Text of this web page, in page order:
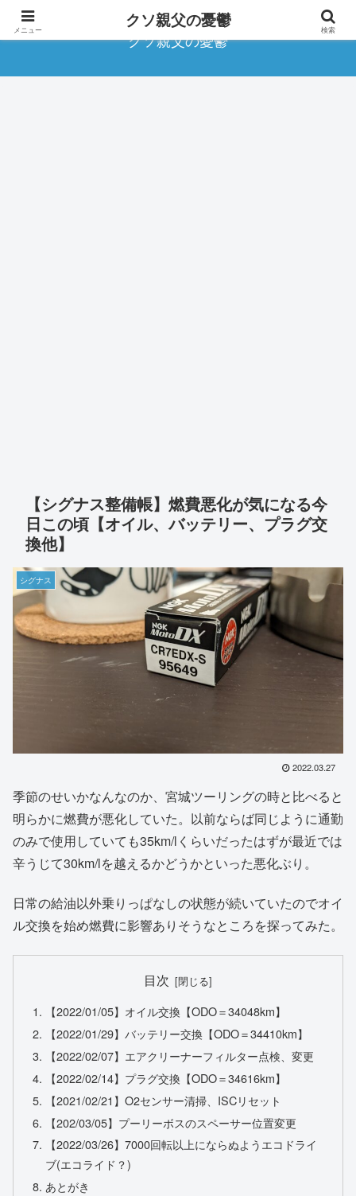
クソ親父の憂鬱
【シグナス整備帳】燃費悪化が気になる今
日この頃【オイル、バッテリー、プラグ交
換他】
シグナス
2022.03.27
季節のせいかなんなのか、宮城ツーリングの時と比べると
明らかに燃費が悪化していた。以前ならば同じように通勤
のみで使用していても35km/lくらいだったはずが最近では
辛うじて30km/lを越えるかどうかといった悪化ぶり。
日常の給油以外乗りっぱなしの状態が続いていたのでオイ
ル交換を始め燃費に影響ありそうなところを探ってみた。
目次
【2022/01/05】オイル交換【ODO＝34048km】
【2022/01/29】バッテリー交換【ODO＝34410km】
【2022/02/07】エアクリーナーフィルター点検、変更
【2022/02/14】プラグ交換【ODO＝34616km】
【2021/02/21】O2センサー清掃、ISCリセット
【202/03/05】プーリーボスのスペーサー位置変更
【2022/03/26】7000回転以上にならぬようエコドライ
ブ(エコライド？)
あとがき
メニュー クソ親父の憂鬱 検索